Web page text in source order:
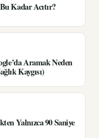
Kadar Acıtır?
Aramak Neden
Kaygısı)
Yalnızca 90 Saniye